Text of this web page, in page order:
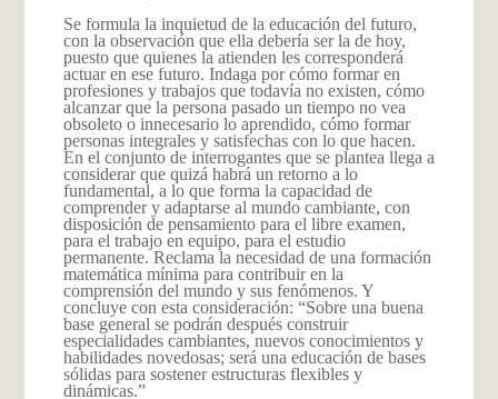
Se formula la inquietud de la educación del futuro,
con la observación que ella debería ser la de hoy,
puesto que quienes la atienden les corresponderá
actuar en ese futuro. Indaga por cómo formar en
profesiones y trabajos que todavía no existen, cómo
alcanzar que la persona pasado un tiempo no vea
obsoleto o innecesario lo aprendido, cómo formar
personas integrales y satisfechas con lo que hacen.
En el conjunto de interrogantes que se plantea llega a
considerar que quizá habrá un retorno a lo
fundamental, a lo que forma la capacidad de
comprender y adaptarse al mundo cambiante, con
disposición de pensamiento para el libre examen,
para el trabajo en equipo, para el estudio
permanente. Reclama la necesidad de una formación
matemática mínima para contribuir en la
comprensión del mundo y sus fenómenos. Y
concluye con esta consideración: “Sobre una buena
base general se podrán después construir
especialidades cambiantes, nuevos conocimientos y
habilidades novedosas; será una educación de bases
sólidas para sostener estructuras flexibles y
dinámicas.”